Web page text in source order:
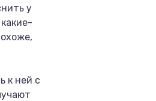
у
к ней с